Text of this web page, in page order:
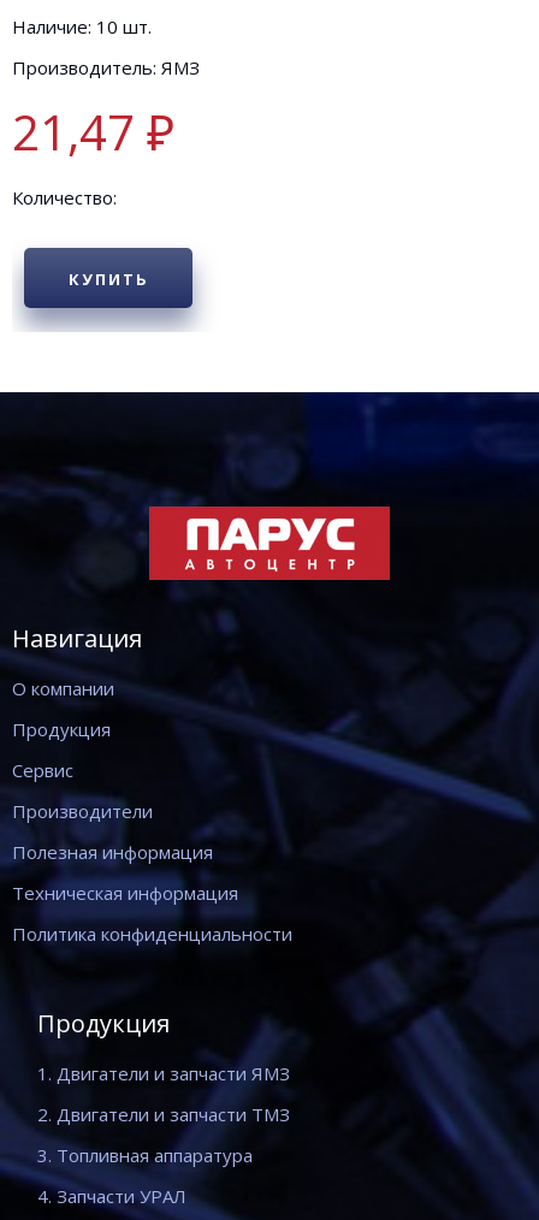
Наличие: 10 шт.
Производитель: ЯМЗ
21,47 ₽
Количество:
КУПИТЬ
Навигация
О компании
Продукция
Сервис
Производители
Полезная информация
Техническая информация
Политика конфиденциальности
Продукция
1. Двигатели и запчасти ЯМЗ
2. Двигатели и запчасти ТМЗ
3. Топливная аппаратура
4. Запчасти УРАЛ